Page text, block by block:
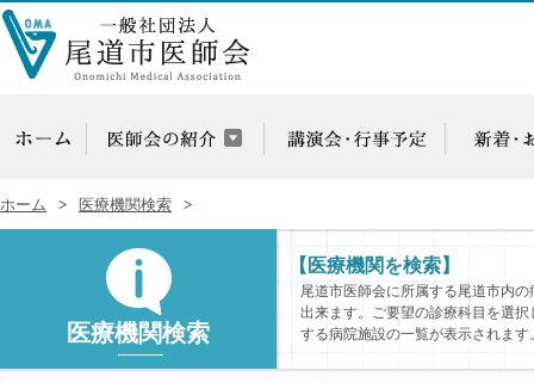
ホーム 医療機関検索
医療機関検索
【医療機関を検索】
尾道市医師会に所属する尾道市内
出来ます。ご要望の診療科目を選
する病院施設の一覧が表示されます